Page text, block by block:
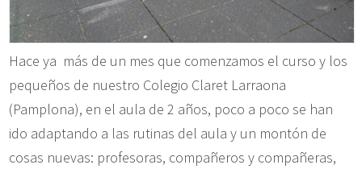
Hace ya más de un mes que comenzamos el curso y los
pequeños de nuestro Colegio Claret Larraona
(Pamplona), en el aula de 2 años, poco a poco se han
ido adaptando a las rutinas del aula y un montón de
cosas nuevas: profesoras, compañeros y compañeras,